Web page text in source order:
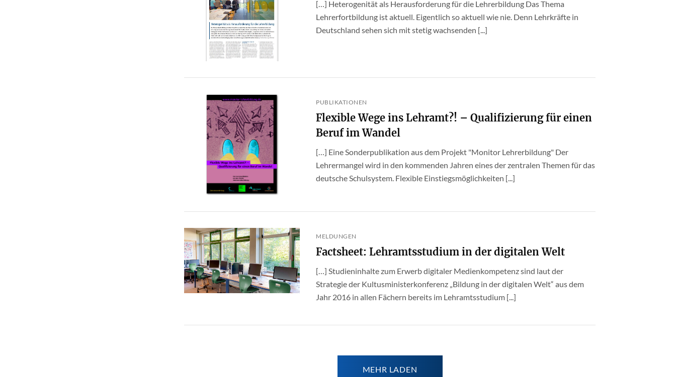
[…] Heterogenität als Herausforderung für die Lehrerbildung Das Thema
Lehrerfortbildung ist aktuell. Eigentlich so aktuell wie nie. Denn Lehrkräfte in
Deutschland sehen sich mit stetig wachsenden [...]
PUBLIKATIONEN
Flexible Wege ins Lehramt?! – Qualifizierung für einen
Beruf im Wandel
[…] Eine Sonderpublikation aus dem Projekt "Monitor Lehrerbildung" Der
Lehrermangel wird in den kommenden Jahren eines der zentralen Themen für das
deutsche Schulsystem. Flexible Einstiegsmöglichkeiten [...]
MELDUNGEN
Factsheet: Lehramtsstudium in der digitalen Welt
[…] Studieninhalte zum Erwerb digitaler Medienkompetenz sind laut der
Strategie der Kultusministerkonferenz „Bildung in der digitalen Welt“ aus dem
Jahr 2016 in allen Fächern bereits im Lehramtsstudium [...]
MEHR LADEN